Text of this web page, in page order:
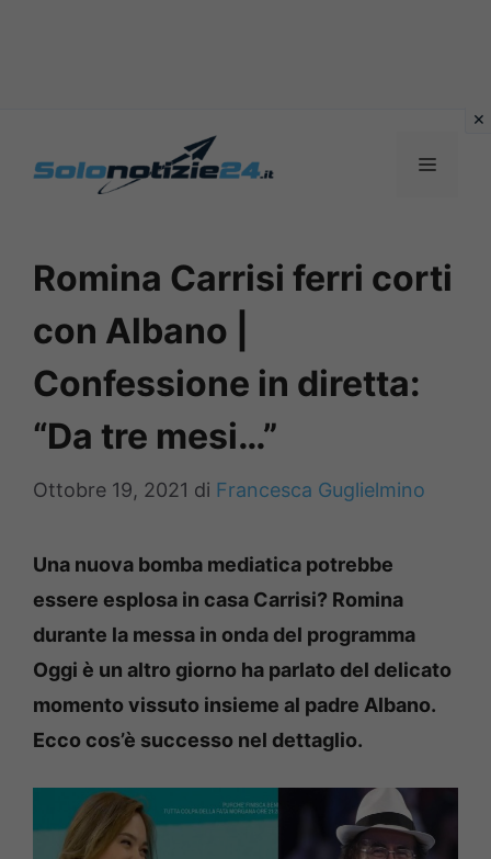
MENU
Romina Carrisi ferri corti
con Albano |
Confessione in diretta:
“Da tre mesi…”
Ottobre 19, 2021 di Francesca Guglielmino
Una nuova bomba mediatica potrebbe
essere esplosa in casa Carrisi? Romina
durante la messa in onda del programma
Oggi è un altro giorno ha parlato del delicato
momento vissuto insieme al padre Albano.
Ecco cos’è successo nel dettaglio.